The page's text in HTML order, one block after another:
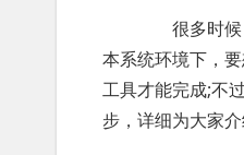
很多时候
本系统环境下，
工具才能完成;不
步，详细为大家